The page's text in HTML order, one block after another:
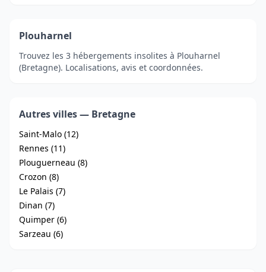
Plouharnel
Trouvez les 3 hébergements insolites à Plouharnel
(Bretagne). Localisations, avis et coordonnées.
Autres villes — Bretagne
Saint-Malo (12)
Rennes (11)
Plouguerneau (8)
Crozon (8)
Le Palais (7)
Dinan (7)
Quimper (6)
Sarzeau (6)